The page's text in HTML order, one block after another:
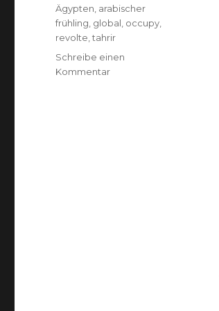
Schlagwörter
Ägypten arabischer
frühling global occupy
revolte ,tahrir
Schreibe einen
Kommentar